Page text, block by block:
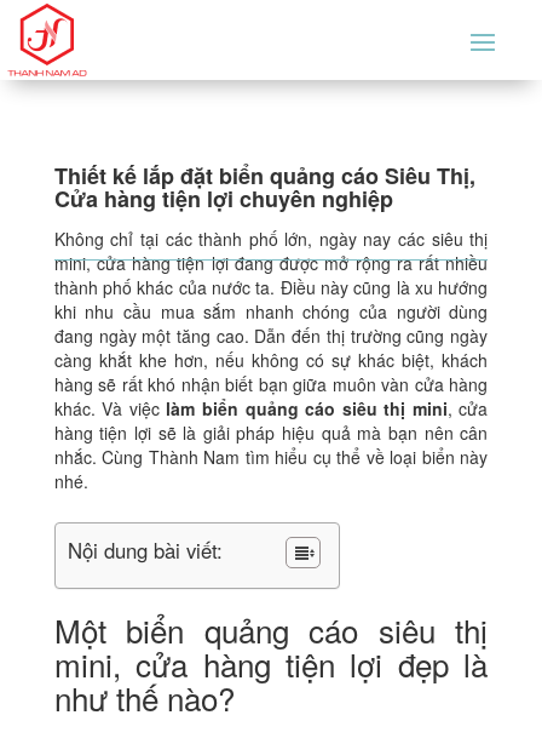
Thiết kế lắp đặt biển quảng cáo Siêu Thị,
Cửa hàng tiện lợi chuyên nghiệp
Không chỉ tại các thành phố lớn, ngày nay các siêu thị
mini, cửa hàng tiện lợi đang được mở rộng ra rất nhiều
thành phố khác của nước ta. Điều này cũng là xu hướng
khi nhu cầu mua sắm nhanh chóng của người dùng
đang ngày một tăng cao. Dẫn đến thị trường cũng ngày
càng khắt khe hơn, nếu không có sự khác biệt, khách
hàng sẽ rất khó nhận biết bạn giữa muôn vàn cửa hàng
khác. Và việc làm biển quảng cáo siêu thị mini, cửa
hàng tiện lợi sẽ là giải pháp hiệu quả mà bạn nên cân
nhắc. Cùng Thành Nam tìm hiểu cụ thể về loại biển này
nhé.
Nội dung bài viết:
Một biển quảng cáo siêu thị
mini, cửa hàng tiện lợi đẹp là
như thế nào?